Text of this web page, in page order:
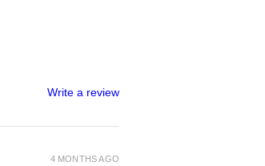
Write a review
4 MONTHS AGO